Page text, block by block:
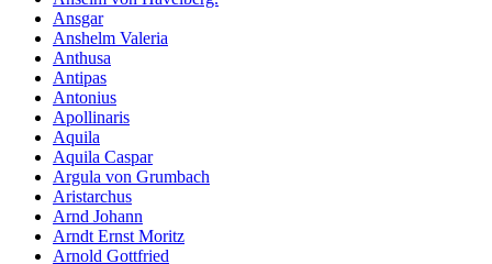
Ansgar
Anshelm Valeria
Anthusa
Antipas
Antonius
Apollinaris
Aquila
Aquila Caspar
Argula von Grumbach
Aristarchus
Arnd Johann
Arndt Ernst Moritz
Arnold Gottfried